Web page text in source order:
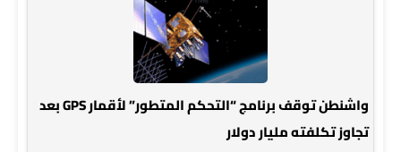
واشنطن توقف برنامج “التحكم المتطور” لأقمار GPS بعد
تجاوز تكلفته مليار دولار